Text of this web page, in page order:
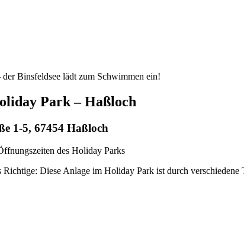
der Binsfeldsee lädt zum Schwimmen ein!
Park – Haßloch
1-5, 67454 Haßloch
des Holiday Parks
Diese Anlage im Holiday Park ist durch